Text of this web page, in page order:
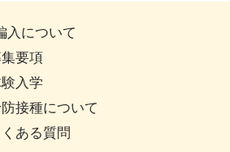
入について
要項
入学
接種について
くある質問